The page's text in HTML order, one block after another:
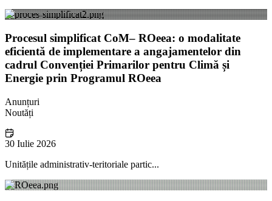
Procesul simplificat CoM– ROeea: o modalitate
eficientă de implementare a angajamentelor din
cadrul Convenției Primarilor pentru Climă și
Energie prin Programul ROeea
Anunțuri
Noutăți
30 Iulie 2026
Unitățile administrativ-teritoriale partic...